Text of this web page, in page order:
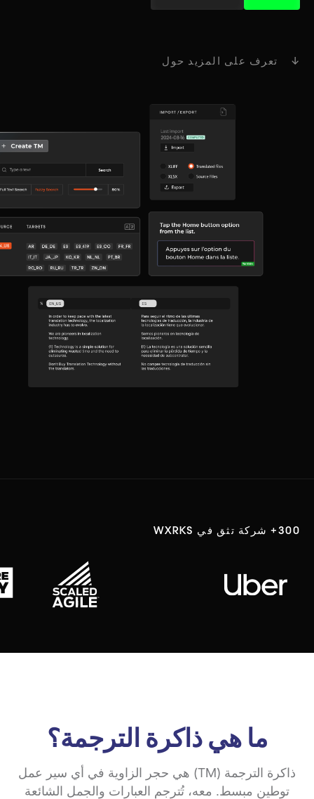
↓ تعرف على المزيد حول
300+ شركة تثق في WXRKS
ما هي ذاكرة الترجمة؟
ذاكرة الترجمة (TM) هي حجر الزاوية في أي سير عمل
توطين مبسط. معه، تُترجم العبارات والجمل الشائعة